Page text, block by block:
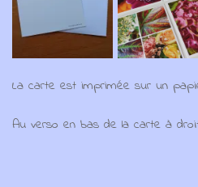
La carte est imprimée sur un
Au verso en bas de la carte à